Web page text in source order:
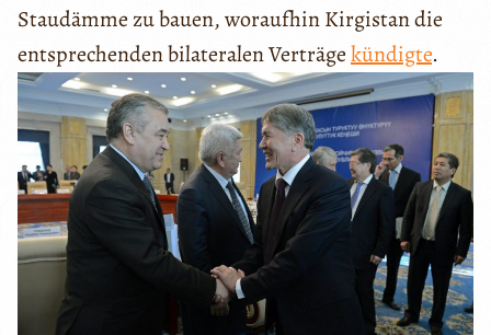
Staudämme zu bauen, woraufhin Kirgistan die
entsprechenden bilateralen Verträgekündigte.